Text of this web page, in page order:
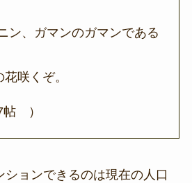
ン、ガマンのガマンである
咲くぞ。
帖 ）
ションできるのは現在の人口